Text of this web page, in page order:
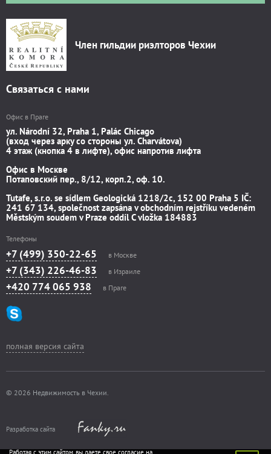
Член гильдии риэлторов Чехии
Связаться с нами
Офис в Праге
ул. Národní 32, Praha 1, Palác Chicago
(вход через арку со стороны ул. Charvátova)
4 этаж (кнопка 4 в лифте), офис напротив лифта
Офис в Москве
Потаповский пер., 8/12, корп.2, оф. 10.
Tutafe, s.r.o. se sídlem Geologická 1218/2c, 152 00 Praha 5 IČ:
241 67 134, společnost zapsána v obchodním rejstříku vedeném
Městským soudem v Praze oddíl C vložka 184883
Телефоны
+7 (499) 350-22-65 в Москве
+7 (343) 226-46-83 в Израиле
+420 774 065 938 в Праге
полная версия сайта
© 2026 Недвижимость в Чехии.
Разработка сайта
Работая с этим сайтом, вы даете свое согласие на